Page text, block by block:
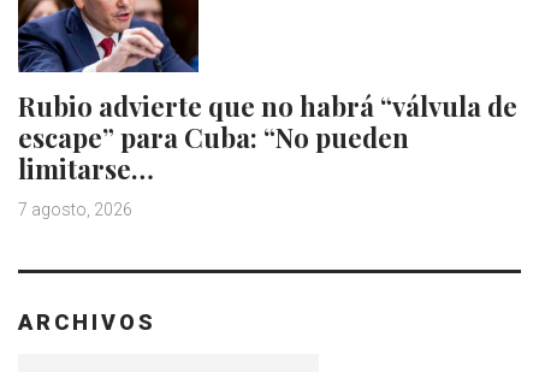
Rubio advierte que no habrá “válvula de
escape” para Cuba: “No pueden
limitarse…
7 agosto, 2026
ARCHIVOS